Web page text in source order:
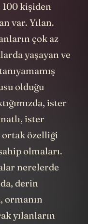
100 kişiden
var. Yılan.
çok az
yaşayan ve
olduğu
ister
ister
ortak özelliği
olmaları.
nerelerde
derin
ormanın
yılanların